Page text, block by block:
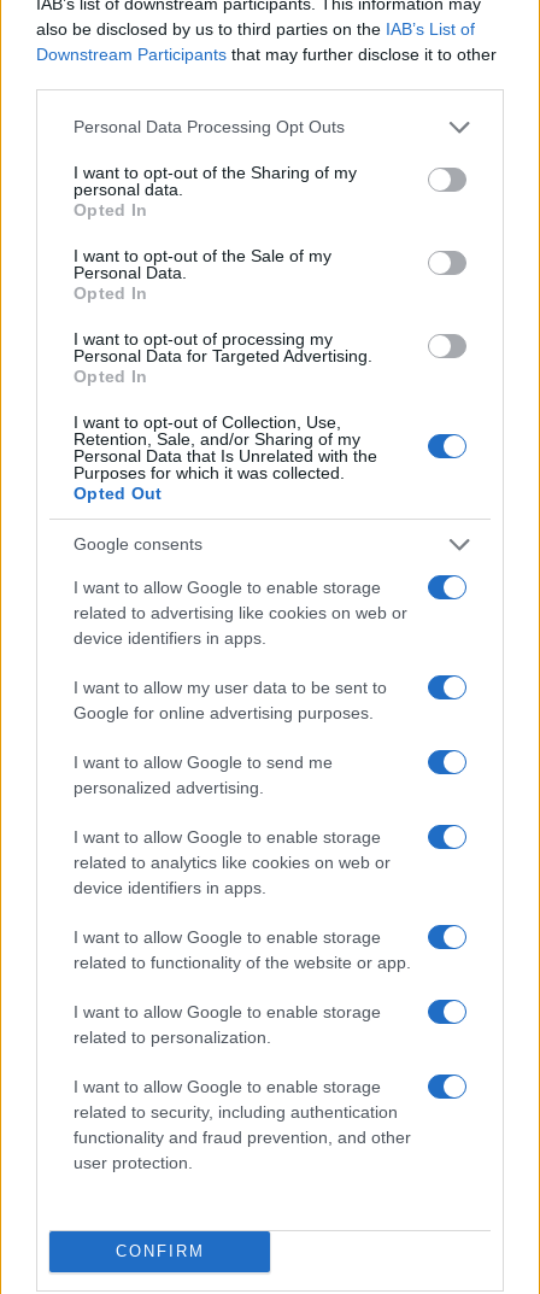
also be disclosed by us to third parties on the IAB’s List of
Downstream Participants that may further disclose it to other
Please note that this website/app uses one or more Google
not limited to your visit or usage behaviour. You may click to
grant or deny consent to Google and its third-party tags to
use your data for below specified purposes in below Google
consent section.
Personal Data Processing Opt Outs
I want to opt-out of the Sharing of my
personal data.
Opted In
I want to opt-out of the Sale of my
Personal Data.
Opted In
I want to opt-out of processing my
Personal Data for Targeted Advertising.
Opted In
I want to opt-out of Collection, Use,
Retention, Sale, and/or Sharing of my
Personal Data that Is Unrelated with the
Purposes for which it was collected.
Opted Out
Google consents
I want to allow Google to enable storage
related to advertising like cookies on web or
device identifiers in apps.
I want to allow my user data to be sent to
Google for online advertising purposes.
I want to allow Google to send me
personalized advertising.
I want to allow Google to enable storage
related to analytics like cookies on web or
device identifiers in apps.
I want to allow Google to enable storage
related to functionality of the website or app.
I want to allow Google to enable storage
related to personalization.
I want to allow Google to enable storage
related to security, including authentication
functionality and fraud prevention, and other
user protection.
CONFIRM
GIOCHI
EUG 2026: Salerno capitale dello sport universitario
Francesca Lombardi · 6 Ago 2026
Game Industry Hardship Fund: come un bundle di
giochi sta cambiando le sorti degli sviluppatori
Francesca Lombardi · 5 Ago 2026